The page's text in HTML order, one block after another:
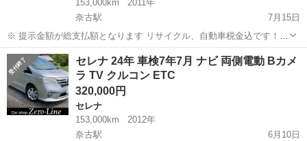
153,000km
2011年
奈古駅
7月15日
※ 提示金額が総支払額となります リサイクル、自動車税金込です！
まず支払い能力がない、約束を守れない、調べれば分かることやくだ
らない質問、値引き交渉をされる方はコメント、連絡してこないでく
ださい。もしされた場合はブロッ...
山口 萩市 奈古駅 その他 ルークス
セレナ 24年 車検7年7月 ナビ 両側電動 Bカメ
ラ TV クルコン ETC
320,000円
セレナ
153,000km
2012年
奈古駅
6月10日